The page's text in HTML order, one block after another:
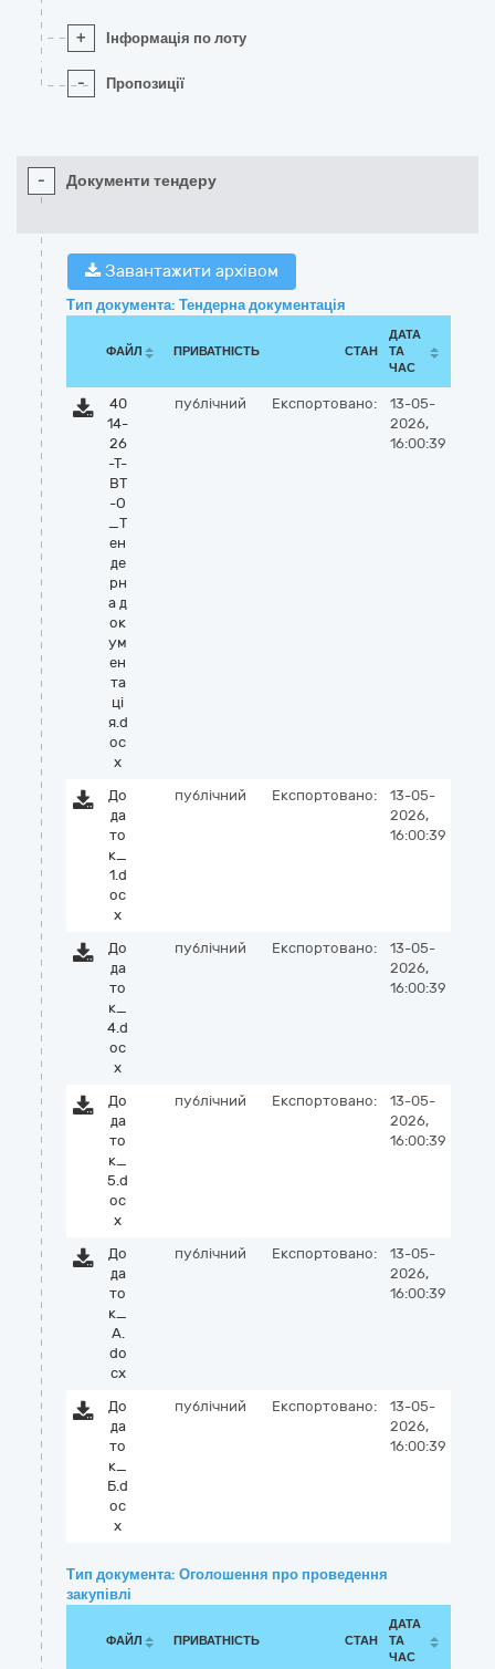
+ Інформація по лоту
- Пропозиції
- Документи тендеру
Завантажити архівом
Тип документа: Тендерна документація
ФАЙЛ ПРИВАТНІСТЬ СТАН
ДАТА
ТА
ЧАС
40
14-
26
-Т-
ВТ
-О
_Т
ен
де
рн
а д
ок
ум
ен
та
ці
я.d
oc
x
публічний Експортовано:
13-05-
2026,
16:00:39
До
да
то
к_
1.d
oc
x
публічний Експортовано:
13-05-
2026,
16:00:39
До
да
то
к_
4.d
oc
x
публічний Експортовано:
13-05-
2026,
16:00:39
До
да
то
к_
5.d
oc
x
публічний Експортовано:
13-05-
2026,
16:00:39
До
да
то
к_
А.
do
cx
публічний Експортовано:
13-05-
2026,
16:00:39
До
да
то
к_
Б.d
oc
x
публічний Експортовано:
13-05-
2026,
16:00:39
Тип документа: Оголошення про проведення
закупівлі
ФАЙЛ ПРИВАТНІСТЬ СТАН
ДАТА
ТА
ЧАС